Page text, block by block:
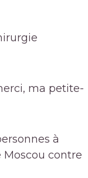
ma petite-
à
Moscou contre